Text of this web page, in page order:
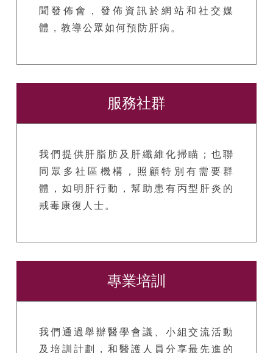
聞發佈會，發佈資訊於網站和社交媒
體，教導公眾如何預防肝病。
服務社群
我們提供肝脂肪及肝纖維化掃瞄；也聯
同眾多社區機構，照顧特別有需要群
體，如明肝行動，幫助患有丙型肝炎的
戒毒康復人士。
專業培訓
我們通過舉辦醫學會議、小組交流活動
及培訓計劃，和醫護人員分享最先進的